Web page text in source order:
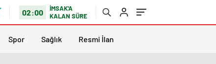
02:00
İMSAK'A
KALAN SÜRE
Spor Sağlık Resmi İlan